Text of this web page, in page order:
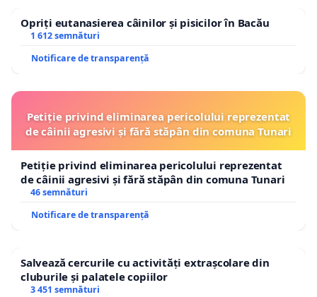
Opriți eutanasierea câinilor și pisicilor în Bacău
1 612 semnături
Notificare de transparență
Petiție privind eliminarea pericolului reprezentat
de câinii agresivi și fără stăpân din comuna Tunari
Petiție privind eliminarea pericolului reprezentat
de câinii agresivi și fără stăpân din comuna Tunari
46 semnături
Notificare de transparență
Salvează cercurile cu activități extrașcolare din
cluburile și palatele copiilor
3 451 semnături